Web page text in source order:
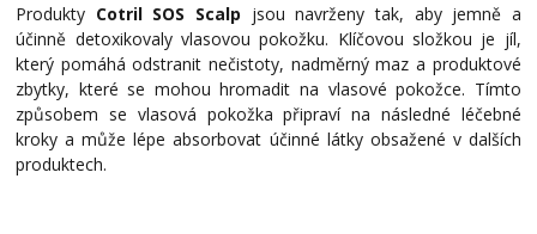
Produkty Cotril SOS Scalp jsou navrženy tak, aby jemně a
účinně detoxikovaly vlasovou pokožku. Klíčovou složkou je jíl,
který pomáhá odstranit nečistoty, nadměrný maz a produktové
zbytky, které se mohou hromadit na vlasové pokožce. Tímto
způsobem se vlasová pokožka připraví na následné léčebné
kroky a může lépe absorbovat účinné látky obsažené v dalších
produktech.